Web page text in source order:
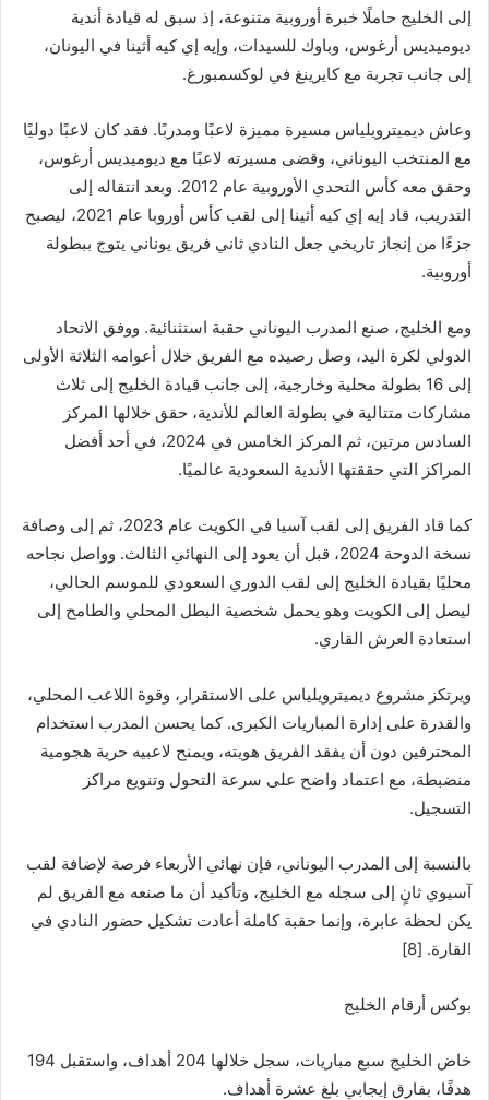
إلى الخليج حاملًا خبرة أوروبية متنوعة، إذ سبق له قيادة أندية
ديوميديس أرغوس، وباوك للسيدات، وإيه إي كيه أثينا في اليونان،
إلى جانب تجربة مع كايرينغ في لوكسمبورغ.
وعاش ديميترويلياس مسيرة مميزة لاعبًا ومدربًا. فقد كان لاعبًا دوليًا
مع المنتخب اليوناني، وقضى مسيرته لاعبًا مع ديوميديس أرغوس،
وحقق معه كأس التحدي الأوروبية عام 2012. وبعد انتقاله إلى
التدريب، قاد إيه إي كيه أثينا إلى لقب كأس أوروبا عام 2021، ليصبح
جزءًا من إنجاز تاريخي جعل النادي ثاني فريق يوناني يتوج ببطولة
أوروبية.
ومع الخليج، صنع المدرب اليوناني حقبة استثنائية. ووفق الاتحاد
الدولي لكرة اليد، وصل رصيده مع الفريق خلال أعوامه الثلاثة الأولى
إلى 16 بطولة محلية وخارجية، إلى جانب قيادة الخليج إلى ثلاث
مشاركات متتالية في بطولة العالم للأندية، حقق خلالها المركز
السادس مرتين، ثم المركز الخامس في 2024، في أحد أفضل
المراكز التي حققتها الأندية السعودية عالميًا.
كما قاد الفريق إلى لقب آسيا في الكويت عام 2023، ثم إلى وصافة
نسخة الدوحة 2024، قبل أن يعود إلى النهائي الثالث. وواصل نجاحه
محليًا بقيادة الخليج إلى لقب الدوري السعودي للموسم الحالي،
ليصل إلى الكويت وهو يحمل شخصية البطل المحلي والطامح إلى
استعادة العرش القاري.
ويرتكز مشروع ديميترويلياس على الاستقرار، وقوة اللاعب المحلي،
والقدرة على إدارة المباريات الكبرى. كما يحسن المدرب استخدام
المحترفين دون أن يفقد الفريق هويته، ويمنح لاعبيه حرية هجومية
منضبطة، مع اعتماد واضح على سرعة التحول وتنويع مراكز
التسجيل.
بالنسبة إلى المدرب اليوناني، فإن نهائي الأربعاء فرصة لإضافة لقب
آسيوي ثانٍ إلى سجله مع الخليج، وتأكيد أن ما صنعه مع الفريق لم
يكن لحظة عابرة، وإنما حقبة كاملة أعادت تشكيل حضور النادي في
القارة. [8]
بوكس أرقام الخليج
خاض الخليج سبع مباريات، سجل خلالها 204 أهداف، واستقبل 194
هدفًا، بفارق إيجابي بلغ عشرة أهداف.